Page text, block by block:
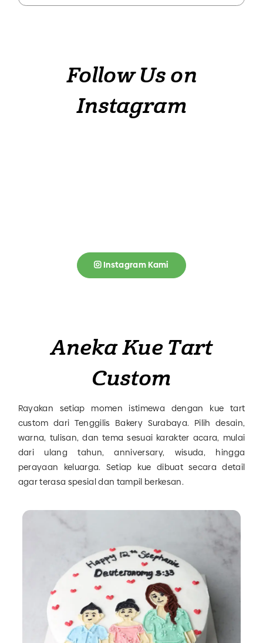
Follow Us on
Instagram
Instagram Kami
Aneka Kue Tart
Custom
Rayakan setiap momen istimewa dengan kue tart
custom dari Tenggilis Bakery Surabaya. Pilih desain,
warna, tulisan, dan tema sesuai karakter acara, mulai
dari ulang tahun, anniversary, wisuda, hingga
perayaan keluarga. Setiap kue dibuat secara detail
agar terasa spesial dan tampil berkesan.